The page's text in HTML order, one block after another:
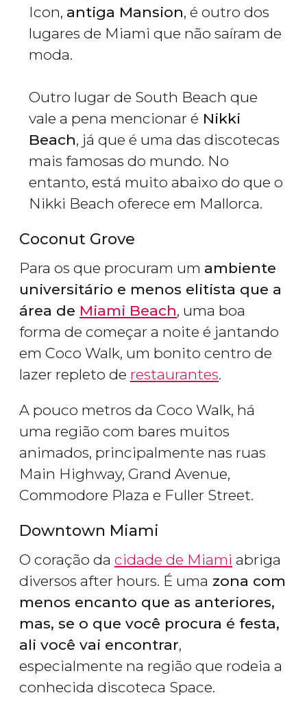
Icon, antiga Mansion, é outro dos
lugares de Miami que não saíram de
moda.
Outro lugar de South Beach que
vale a pena mencionar é Nikki
Beach, já que é uma das discotecas
mais famosas do mundo. No
entanto, está muito abaixo do que o
Nikki Beach oferece em Mallorca.
Coconut Grove
Para os que procuram um ambiente
universitário e menos elitista que a
área de Miami Beach, uma boa
forma de começar a noite é jantando
em Coco Walk, um bonito centro de
lazer repleto de restaurantes.
A pouco metros da Coco Walk, há
uma região com bares muitos
animados, principalmente nas ruas
Main Highway, Grand Avenue,
Commodore Plaza e Fuller Street.
Downtown Miami
O coração da cidade de Miami abriga
diversos after hours. É uma zona com
menos encanto que as anteriores,
mas, se o que você procura é festa,
ali você vai encontrar,
especialmente na região que rodeia a
conhecida discoteca Space.